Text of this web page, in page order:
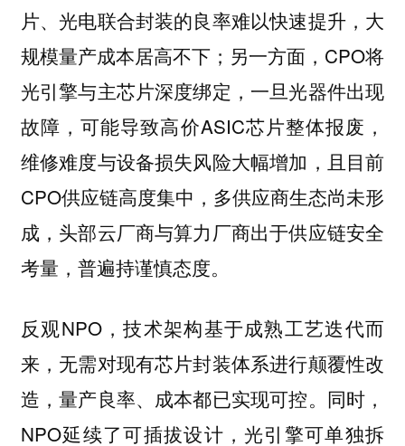
片、光电联合封装的良率难以快速提升，大
规模量产成本居高不下；另一方面，CPO将
光引擎与主芯片深度绑定，一旦光器件出现
故障，可能导致高价ASIC芯片整体报废，
维修难度与设备损失风险大幅增加，且目前
CPO供应链高度集中，多供应商生态尚未形
成，头部云厂商与算力厂商出于供应链安全
考量，普遍持谨慎态度。
反观NPO，技术架构基于成熟工艺迭代而
来，无需对现有芯片封装体系进行颠覆性改
造，量产良率、成本都已实现可控。同时，
NPO延续了可插拔设计，光引擎可单独拆